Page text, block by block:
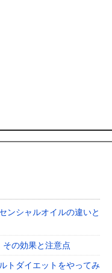
ンシャルオイルの違いと
の効果と注意点
トダイエットをやってみ